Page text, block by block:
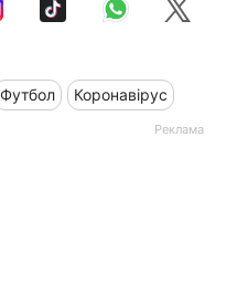
Футбол Коронавірус